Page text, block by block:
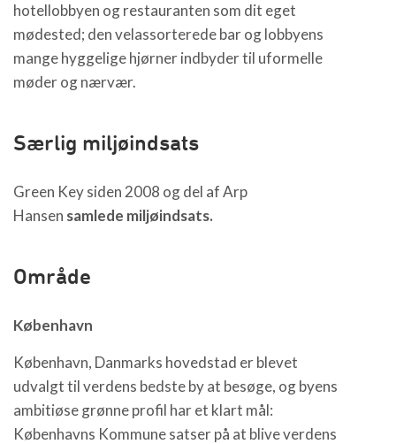
hotellobbyen og restauranten som dit eget
mødested; den velassorterede bar og lobbyens
mange hyggelige hjørner indbyder til uformelle
møder og nærvær.
Særlig miljøindsats
Green Key siden 2008 og del af Arp
Hansen samlede miljøindsats.
Område
København
København, Danmarks hovedstad er blevet
udvalgt til verdens bedste by at besøge, og byens
ambitiøse grønne profil har et klart mål:
Københavns Kommune satser på at blive verdens